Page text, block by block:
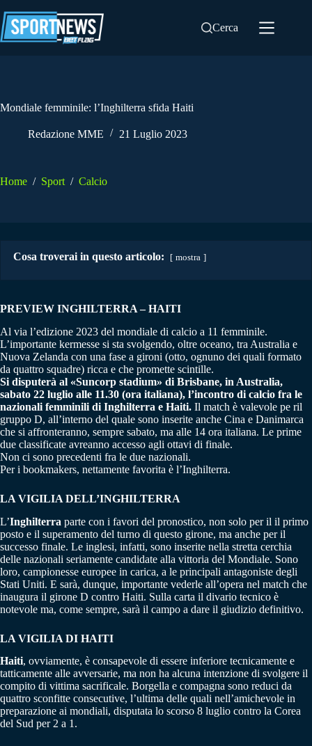
al
contenuto
Cerca
Mondiale femminile: l’Inghilterra sfida Haiti
Redazione MME 21 Luglio 2023
Home / Sport / Calcio
Cosa troverai in questo articolo: mostra
PREVIEW INGHILTERRA – HAITI
Al via l’edizione 2023 del mondiale di calcio a 11 femminile.
L’importante kermesse si sta svolgendo, oltre oceano, tra Australia e
Nuova Zelanda con una fase a gironi (otto, ognuno dei quali formato
da quattro squadre) ricca e che promette scintille.
Si disputerà al «Suncorp stadium» di Brisbane, in Australia,
sabato 22 luglio alle 11.30 (ora italiana), l’incontro di calcio fra le
nazionali femminili di Inghilterra e Haiti. Il match è valevole pe ril
gruppo D, all’interno del quale sono inserite anche Cina e Danimarca
che si affronteranno, sempre sabato, ma alle 14 ora italiana. Le prime
due classificate avreanno accesso agli ottavi di finale.
Non ci sono precedenti fra le due nazionali.
Per i bookmakers, nettamente favorita è l’Inghilterra.
LA VIGILIA DELL’INGHILTERRA
L’Inghilterra parte con i favori del pronostico, non solo per il il primo
posto e il superamento del turno di questo girone, ma anche per il
successo finale. Le inglesi, infatti, sono inserite nella stretta cerchia
delle nazionali seriamente candidate alla vittoria del Mondiale. Sono
loro, campionesse europee in carica, a le principali antagoniste degli
Stati Uniti. E sarà, dunque, importante vederle all’opera nel match che
inaugura il girone D contro Haiti. Sulla carta il divario tecnico è
notevole ma, come sempre, sarà il campo a dare il giudizio definitivo.
LA VIGILIA DI HAITI
Haiti, ovviamente, è consapevole di essere inferiore tecnicamente e
tatticamente alle avversarie, ma non ha alcuna intenzione di svolgere il
compito di vittima sacrificale. Borgella e compagna sono reduci da
quattro sconfitte consecutive, l’ultima delle quali nell’amichevole in
preparazione ai mondiali, disputata lo scorso 8 luglio contro la Corea
del Sud per 2 a 1.